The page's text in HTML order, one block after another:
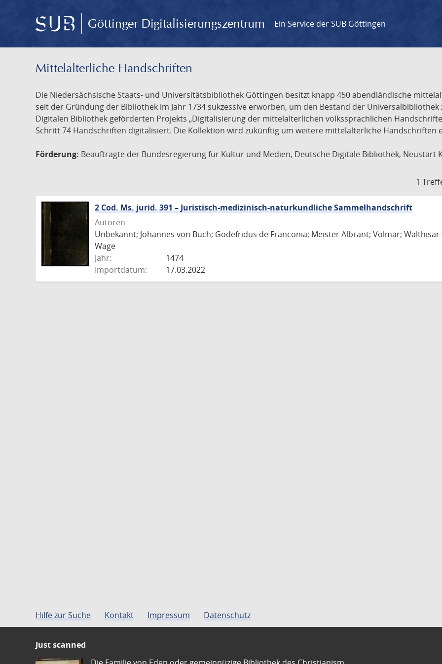
Göttinger Digitalisierungszentrum Ein Service der SUB Göttingen
Mittelalterliche Handschriften
Die Niedersächsische Staats- und Universitätsbibliothek Göttingen besitzt knapp 450 abendländische
seit der Gründung der Bibliothek im Jahr 1734 sukzessive erworben, um den Bestand der
Digitalen Bibliothek geförderten Projekts „Digitalisierung der mittelalterlichen volkssprachlichen
Schritt 74 Handschriften digitalisiert. Die Kollektion wird zukünftig um weitere mittelalterliche Handschriften
Förderung: Beauftragte der Bundesregierung für Kultur und Medien, Deutsche Digitale Bibliothek, Neustart
1
2 Cod. Ms. jurid. 391 – Juristisch-medizinisch-naturkundliche Sammelhandschrift
Autoren
Unbekannt; Johannes von Buch; Godefridus de Franconia; Meister Albrant; Volmar;
Wage
Jahr:
1474
Importdatum:
17.03.2022
Hilfe zur Suche Kontakt Impressum Datenschutz
Just scanned